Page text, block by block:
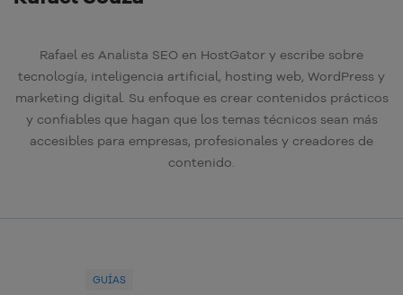
Rafael es Analista SEO en HostGator y escribe sobre
tecnología, inteligencia artificial, hosting web, WordPress y
marketing digital. Su enfoque es crear contenidos prácticos
y confiables que hagan que los temas técnicos sean más
accesibles para empresas, profesionales y creadores de
contenido.
GUÍAS